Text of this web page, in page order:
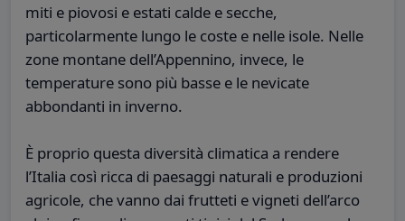
miti e piovosi e estati calde e secche,
particolarmente lungo le coste e nelle isole. Nelle
zone montane dell’Appennino, invece, le
temperature sono più basse e le nevicate
abbondanti in inverno.
È proprio questa diversità climatica a rendere
l’Italia così ricca di paesaggi naturali e produzioni
agricole, che vanno dai frutteti e vigneti dell’arco